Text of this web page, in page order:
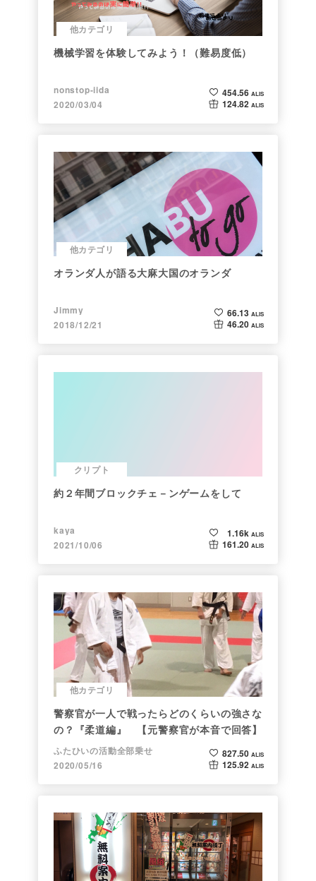
他カテゴリ
機械学習を体験してみよう！（難易度低）
nonstop-iida
2020/03/04
454.56 ALIS
124.82 ALIS
他カテゴリ
オランダ人が語る大麻大国のオランダ
Jimmy
2018/12/21
66.13 ALIS
46.20 ALIS
クリプト
約２年間ブロックチェ－ンゲームをして
kaya
2021/10/06
1.16k ALIS
161.20 ALIS
他カテゴリ
警察官が一人で戦ったらどのくらいの強さな
の？『柔道編』 【元警察官が本音で回答】
ふたひいの活動全部乗せ
2020/05/16
827.50 ALIS
125.92 ALIS